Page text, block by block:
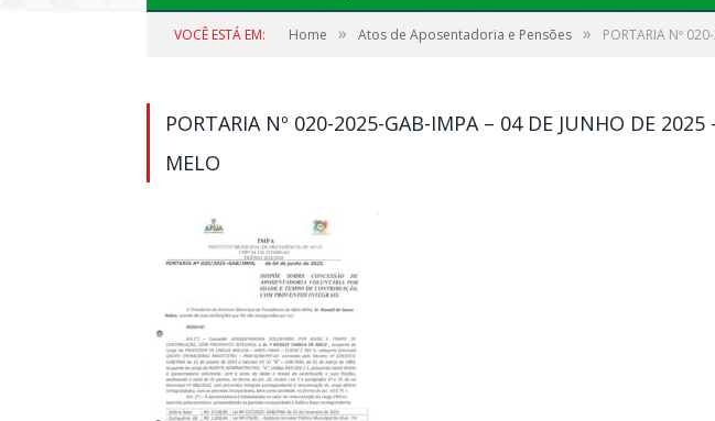
VOCÊ ESTÁ EM: Home » Atos de Aposentadoria e Pensões » PORTARIA Nº
PORTARIA Nº 020-2025-GAB-IMPA – 04 DE JUNHO DE 2025
MELO